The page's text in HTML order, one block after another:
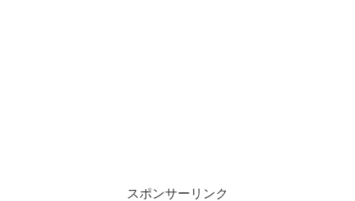
スポンサーリンク